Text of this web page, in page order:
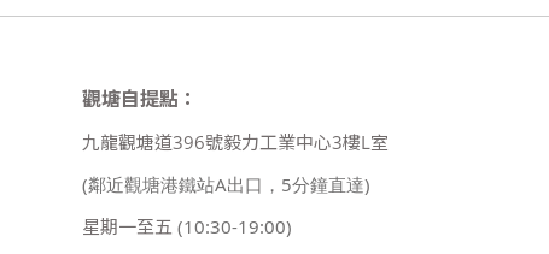
觀塘自提點：
九龍觀塘道396號毅力工業中心3樓L室
(鄰近觀塘港鐵站A出口，5分鐘直達)
星期一至五 (10:30-19:00)